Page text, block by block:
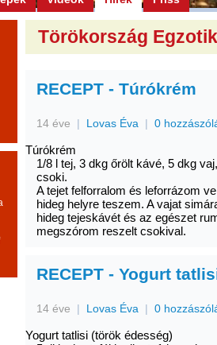
Törökország
RECEPT - Túrókrém
14 éve | Lovas Éva | 0
Túrókrém
1/8 l tej, 3 dkg őrölt kávé, 5 dkg
csoki.
A tejet felforralom és leforrázom
hideg helyre teszem. A vajat
hideg tejeskávét és az egészet
megszórom reszelt csokival.
RECEPT - Yogurt
14 éve | Lovas Éva | 0
Yogurt tatlisi (török édesség)